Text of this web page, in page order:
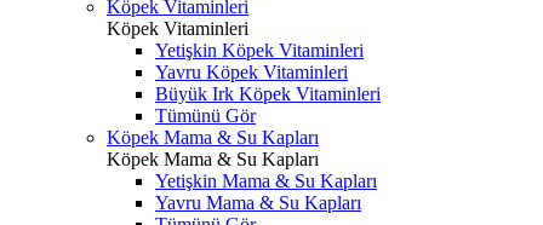
Köpek Vitaminleri
Köpek Vitaminleri
Yetişkin Köpek Vitaminleri
Yavru Köpek Vitaminleri
Büyük Irk Köpek Vitaminleri
Tümünü Gör
Köpek Mama & Su Kapları
Köpek Mama & Su Kapları
Yetişkin Mama & Su Kapları
Yavru Mama & Su Kapları